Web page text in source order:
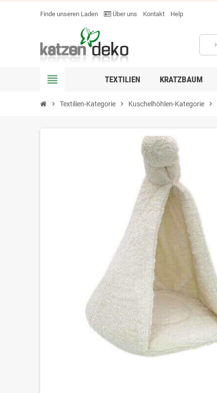
Finde unseren Laden Über uns Kontakt Help
view_headline TEXTILIEN KRATZBAUM
chevron_right Textilien-Kategorie chevron_right Kuschelhöhlen-Kategorie chevron_right